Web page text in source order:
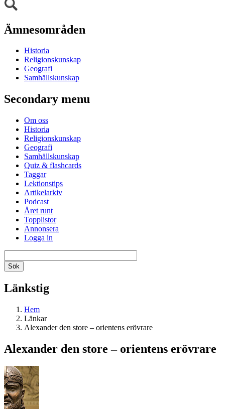
Ämnesområden
Historia
Religionskunskap
Geografi
Samhällskunskap
Secondary menu
Om oss
Historia
Religionskunskap
Geografi
Samhällskunskap
Quiz & flashcards
Taggar
Lektionstips
Artikelarkiv
Podcast
Året runt
Topplistor
Annonsera
Logga in
Länkstig
Hem
Länkar
Alexander den store – orientens erövrare
Alexander den store – orientens erövrare